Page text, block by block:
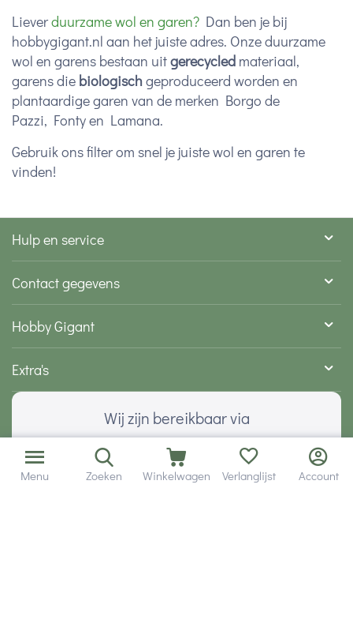
Lieverduurzame wol en garen? Dan ben je bij
hobbygigant.nl aan het juiste adres. Onze duurzame
wol en garens bestaan uitgerecycled materiaal,
garens die biologischgeproduceerd worden en
plantaardige garen van de merken Borgo de
Pazzi, Fonty en Lamana.
Gebruik ons filter om snel je juiste wol en garen te
vinden!
Hulp en service
Contact gegevens
Hobby Gigant
Extra's
Wij zijn bereikbaar via
Menu Zoeken Winkelwagen Verlanglijst Account